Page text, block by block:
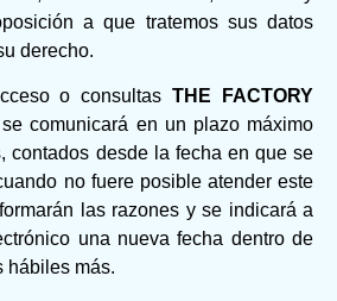
a que tratemos sus datos
derecho.
o consultasTHE FACTORY
se comunicará en un plazo máximo
contados desde la fecha en que se
no fuere posible atender este
las razones y se indicará a
una nueva fecha dentro de
hábiles más.